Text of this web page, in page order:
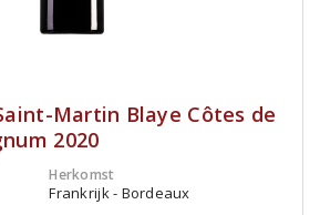
Martin Blaye Côtes de
2020
Herkomst
Frankrijk - Bordeaux